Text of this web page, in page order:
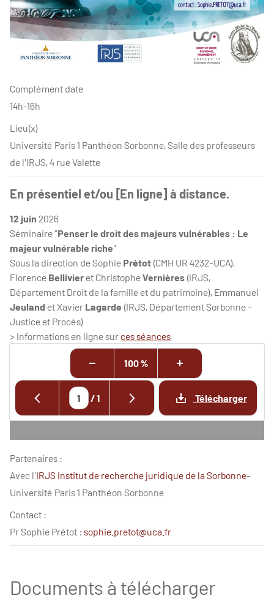
Complément date
14h-16h
Lieu(x)
Université Paris 1 Panthéon Sorbonne, Salle des professeurs
de l'IRJS, 4 rue Valette
En présentiel et/ou [En ligne] à distance.
12 juin 2026
Séminaire "Penser le droit des majeurs vulnérables : Le
majeur vulnérable riche"
Sous la direction de Sophie Prétot (CMH UR 4232-UCA),
Florence Bellivieret ChristopheVernières (IRJS,
Département Droit de la famille et du patrimoine), Emmanuel
Jeuland et Xavier Lagarde (IRJS, Département Sorbonne -
Justice et Procès)
> Informations en ligne surces séances
100 %
/1 Télécharger
Partenaires :
Avec l'IRJS Institut de recherche juridique de la Sorbonne-
Université Paris 1 Panthéon Sorbonne
Contact :
Pr Sophie Prétot : sophie.pretot@uca.fr
Documents à télécharger